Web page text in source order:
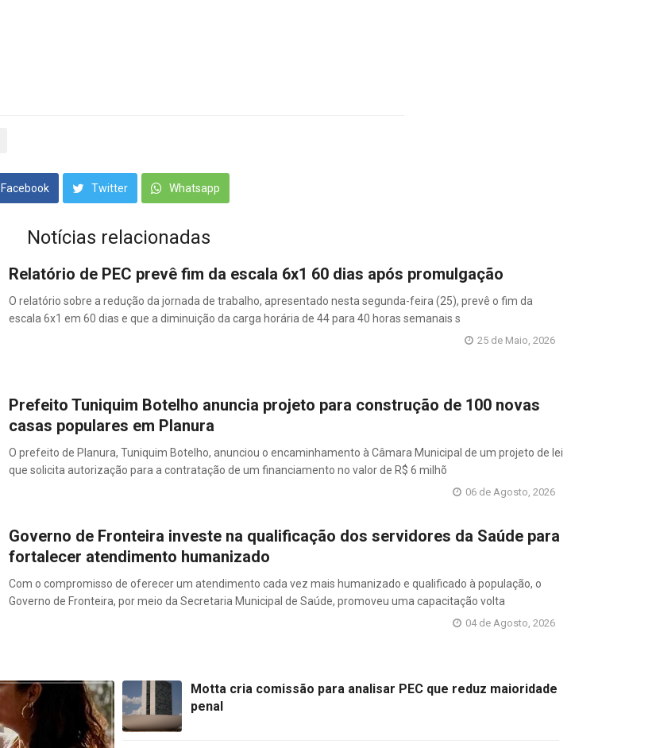
Facebook Twitter Whatsapp
Notícias relacionadas
Relatório de PEC prevê fim da escala 6x1 60 dias após promulgação
O relatório sobre a redução da jornada de trabalho, apresentado nesta segunda-feira (25), prevê o fim da
escala 6x1 em 60 dias e que a diminuição da carga horária de 44 para 40 horas semanais s
25 de Maio, 2026
Prefeito Tuniquim Botelho anuncia projeto para construção de 100 novas
casas populares em Planura
O prefeito de Planura, Tuniquim Botelho, anunciou o encaminhamento à Câmara Municipal de um projeto de lei
que solicita autorização para a contratação de um financiamento no valor de R$ 6 milhõ
06 de Agosto, 2026
Governo de Fronteira investe na qualificação dos servidores da Saúde para
fortalecer atendimento humanizado
Com o compromisso de oferecer um atendimento cada vez mais humanizado e qualificado à população, o
Governo de Fronteira, por meio da Secretaria Municipal de Saúde, promoveu uma capacitação volta
04 de Agosto, 2026
Motta cria comissão para analisar PEC que reduz maioridade
penal